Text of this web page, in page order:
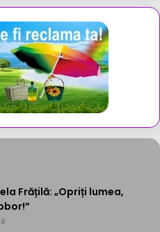
Frățilă: „Opriți lumea,